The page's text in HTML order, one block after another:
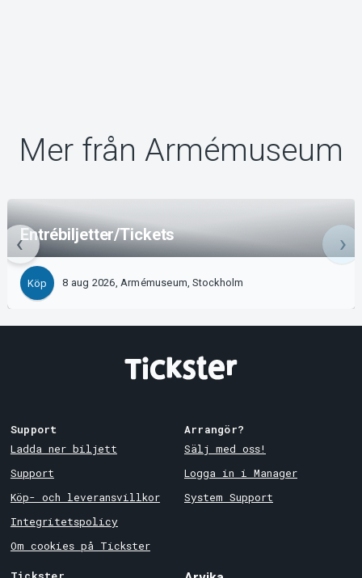
Mer från Armémuseum
Entrébiljetter/Tickets
Köp 8 aug 2026, Armémuseum, Stockholm
Support
Ladda ner biljett
Support
Köp- och leveransvillkor
Integritetspolicy
Om cookies på Tickster
Arrangör?
Sälj med oss!
Logga in i Manager
System Support
Tickster